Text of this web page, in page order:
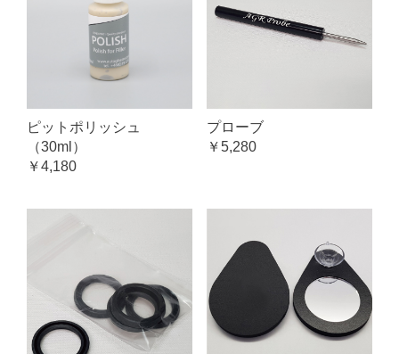
ピットポリッシュ
（30ml）
￥4,180
プローブ
￥5,280